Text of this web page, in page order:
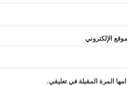
الإلكتروني
المرة المقبلة في تعليقي.